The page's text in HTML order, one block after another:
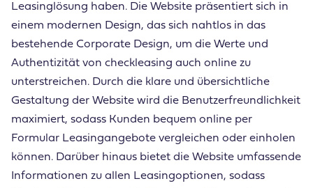
Leasinglösung haben. Die Website präsentiert sich in
einem modernen Design, das sich nahtlos in das
bestehende Corporate Design, um die Werte und
Authentizität von checkleasing auch online zu
unterstreichen. Durch die klare und übersichtliche
Gestaltung der Website wird die Benutzerfreundlichkeit
maximiert, sodass Kunden bequem online per
Formular Leasingangebote vergleichen oder einholen
können. Darüber hinaus bietet die Website umfassende
Informationen zu allen Leasingoptionen, sodass